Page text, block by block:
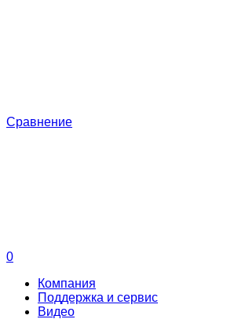
Сравнение
0
Компания
Поддержка и сервис
Видео